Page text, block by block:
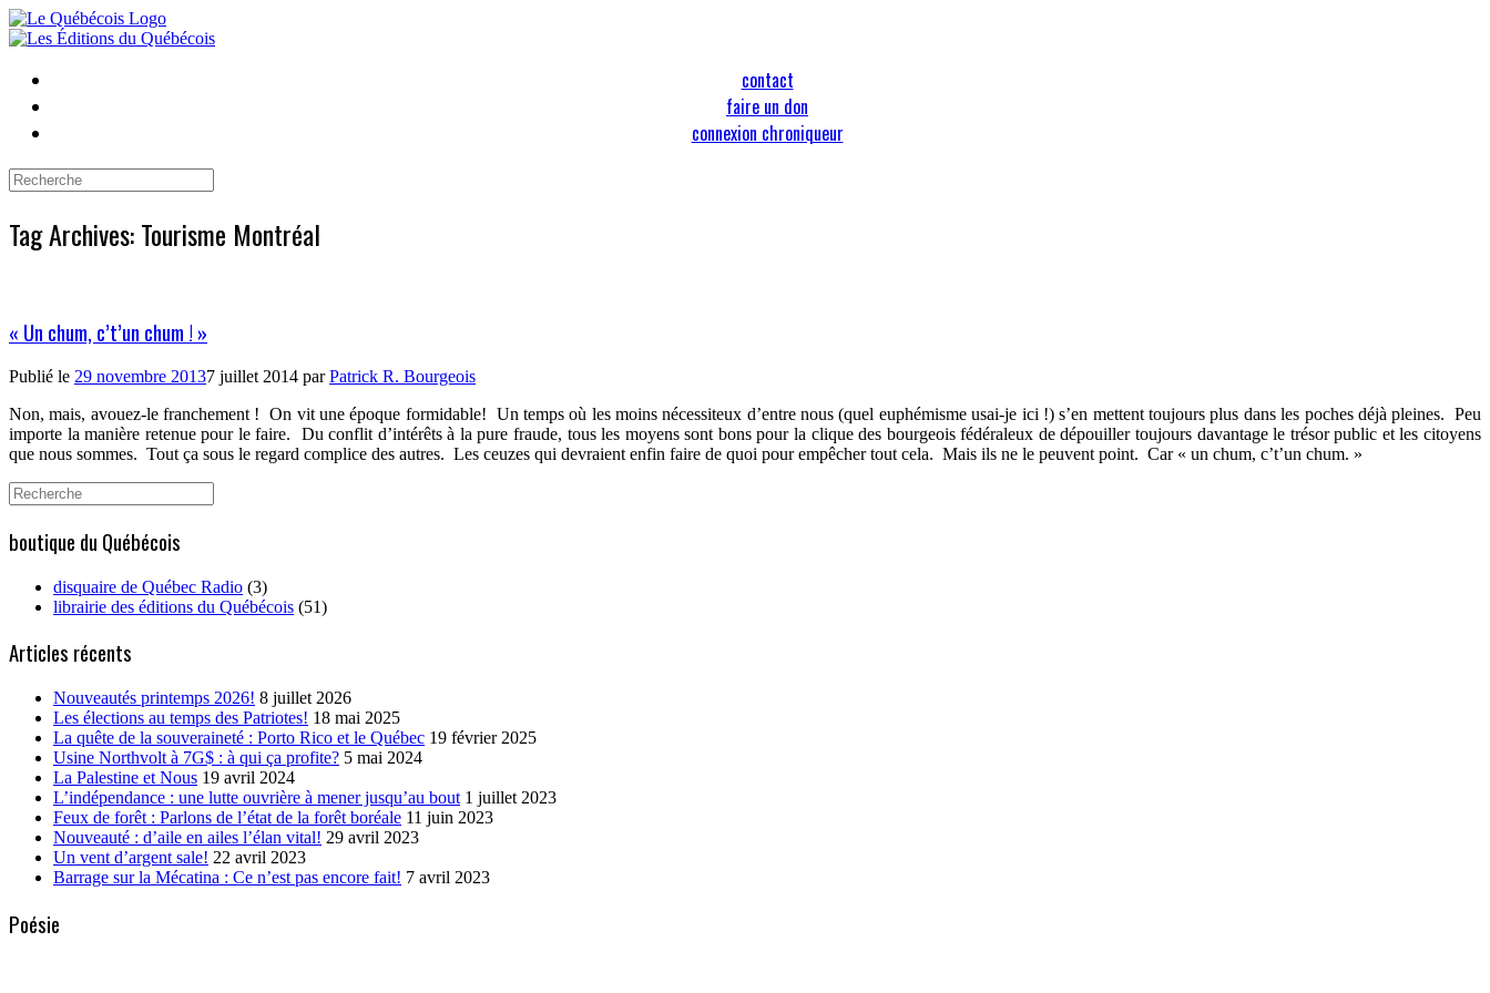
Skip
to
contact
faire un don
connexion chroniqueur
Search
Tag Archives:Tourisme Montréal
« Un chum, c’t’un chum ! »
Publié le 29 novembre 20137 juillet 2014 parPatrick R. Bourgeois
Non, mais, avouez-le franchement !
On vit une époque formidable! Un temps où les moins nécessiteux d’entre nous (quel euphémisme usai-je ici !) s’en mettent toujours plus dans les poches déjà pleines. Peu
importe la manière retenue pour le faire.
Du conflit d’intérêts à la pure fraude, tous les moyens sont bons pour la clique des bourgeois fédéraleux de dépouiller toujours davantage le trésor public et les citoyens
que nous sommes. Tout ça sous le regard complice des autres. Les ceuzes qui devraient enfin faire de quoi pour empêcher tout cela. Mais ils ne le peuvent point. Car « un chum, c’t’un chum. »
Search
for:
boutique du Québécois
disquaire de Québec Radio (3)
librairie des éditions du Québécois (51)
Articles récents
Nouveautés printemps 2026! 8 juillet 2026
Les élections au temps des Patriotes! 18 mai 2025
La quête de la souveraineté : Porto Rico et le Québec 19 février 2025
Usine Northvolt à 7G$ : à qui ça profite? 5 mai 2024
La Palestine et Nous 19 avril 2024
L’indépendance : une lutte ouvrière à mener jusqu’au bout 1 juillet 2023
Feux de forêt : Parlons de l’état de la forêt boréale 11 juin 2023
Nouveauté : d’aile en ailes l’élan vital! 29 avril 2023
Un vent d’argent sale! 22 avril 2023
Barrage sur la Mécatina : Ce n’est pas encore fait! 7 avril 2023
Poésie